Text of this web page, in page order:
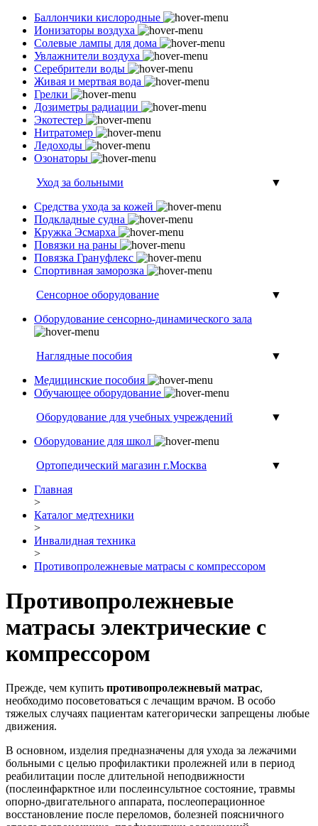
Баллончики кислородные
Ионизаторы воздуха
Солевые лампы для дома
Увлажнители воздуха
Серебрители воды
Живая и мертвая вода
Грелки
Дозиметры радиации
Экотестер
Нитратомер
Ледоходы
Озонаторы
Уход за больными
▼
Средства ухода за кожей
Подкладные судна
Кружка Эсмарха
Повязки на раны
Повязка Грануфлекс
Спортивная заморозка
Сенсорное оборудование
▼
Оборудование сенсорно-динамического зала
Наглядные пособия
▼
Медицинские пособия
Обучающее оборудование
Оборудование для учебных учреждений
▼
Оборудование для школ
Ортопедический магазин г.Москва
▼
Главная
>
Каталог медтехники
>
Инвалидная техника
>
Противопролежневые матрасы с компрессором
Противопролежневые
матрасы электрические с
компрессором
Прежде, чем купить противопролежневый матрас,
необходимо посоветоваться с лечащим врачом. В особо
тяжелых случаях пациентам категорически запрещены любые
движения.
В основном, изделия предназначены для ухода за лежачими
больными с целью профилактики пролежней или в период
реабилитации после длительной неподвижности
(послеинфарктное или послеинсультное состояние, травмы
опорно-двигательного аппарата, послеоперационное
восстановление после переломов, болезней поясничного